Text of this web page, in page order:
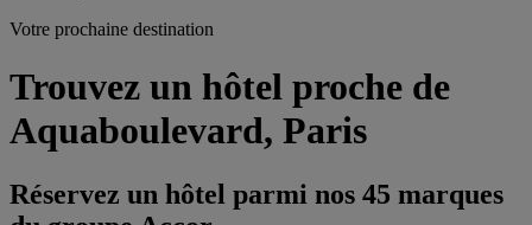
Votre prochaine destination
Trouvez un hôtel proche de
Aquaboulevard, Paris
Réservez un hôtel parmi nos 45 marques